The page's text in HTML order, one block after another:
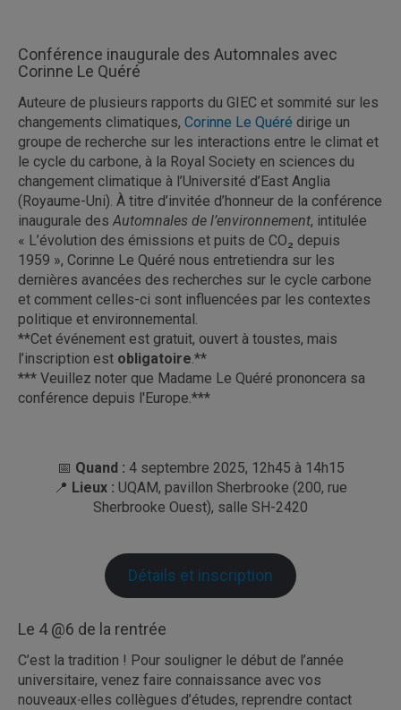
Conférence inaugurale des Automnales avec
Corinne Le Quéré
Auteure de plusieurs rapports du GIEC et sommité sur les
changements climatiques, Corinne Le Quéré dirige un
groupe de recherche sur les interactions entre le climat et
le cycle du carbone, à la Royal Society en sciences du
changement climatique à l’Université d’East Anglia
(Royaume-Uni). À titre d’invitée d’honneur de la conférence
inaugurale desAutomnales de l’environnement, intitulée
« L’évolution des émissions et puits de CO₂ depuis
1959 », Corinne Le Quéré nous entretiendra sur les
dernières avancées des recherches sur le cycle carbone
et comment celles-ci sont influencées par les contextes
politique et environnemental.
**Cet événement est gratuit, ouvert à toustes, mais
l’inscription est obligatoire.**
*** Veuillez noter que Madame Le Quéré prononcera sa
conférence depuis l'Europe.***
📅 Quand : 4 septembre 2025, 12h45 à 14h15
📍 Lieux : UQAM, pavillon Sherbrooke (200, rue
Sherbrooke Ouest), salle SH-2420
Détails et inscription
Le 4 @6 de la rentrée
C’est la tradition ! Pour souligner le début de l’année
universitaire, venez faire connaissance avec vos
nouveaux∙elles collègues d’études, reprendre contact